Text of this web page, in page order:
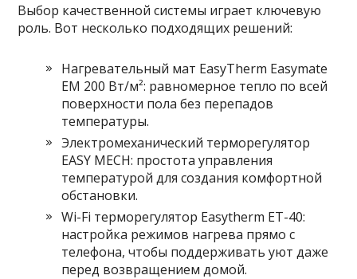
Выбор качественной системы играет ключевую
роль. Вот несколько подходящих решений:
Нагревательный мат EasyTherm Easymate
EM 200 Вт/м²: равномерное тепло по всей
поверхности пола без перепадов
температуры.
Электромеханический терморегулятор
EASY MECH: простота управления
температурой для создания комфортной
обстановки.
Wi-Fi терморегулятор Easytherm ET-40:
настройка режимов нагрева прямо с
телефона, чтобы поддерживать уют даже
перед возвращением домой.